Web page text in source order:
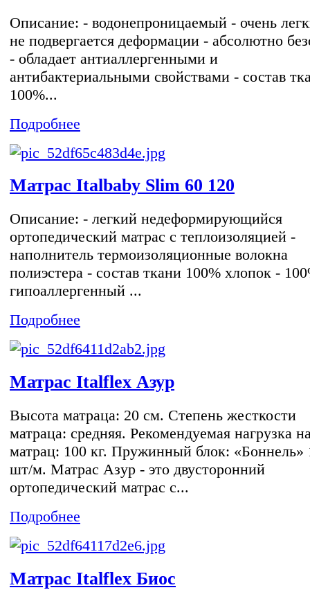
Описание: - водонепроницаемый - очень
не подвергается деформации - абсолютно
- обладает антиаллергенными и
антибактериальными свойствами - состав
100%...
Подробнее
Матрас Italbaby Slim 60 120
Описание: - легкий недеформирующийся
ортопедический матрас с теплоизоляцией -
наполнитель термоизоляционные волокна
полиэстера - состав ткани 100% хлопок -
гипоаллергенный ...
Подробнее
Матрас Italflex Азур
Высота матраца: 20 см. Степень жесткости
матраца: средняя. Рекомендуемая нагрузка
матрац: 100 кг. Пружинный блок: «Боннель»
шт/м. Матрас Азур - это двусторонний
ортопедический матрас с...
Подробнее
Матрас Italflex Биос